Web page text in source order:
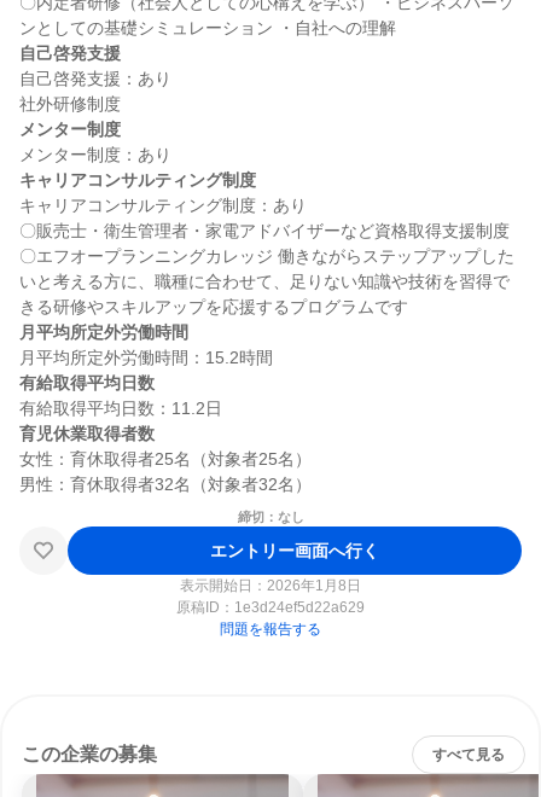
自己啓発支援
自己啓発支援：あり
メンター制度
キャリアコンサルティング制度
キャリアコンサルティング制度：あり
〇販売士・衛生管理者・家電アドバイザーなど資格取得支援制度
〇エフオープランニングカレッジ 働きながらステップアップした
いと考える方に、職種に合わせて、足りない知識や技術を習得で
月平均所定外労働時間
有給取得平均日数
育児休業取得者数
女性：育休取得者25名（対象者25名）
締切：なし
エントリー画面へ行く
表示開始日：2026年1月8日
原稿ID： 1e3d24ef5d22a629
問題を報告する
この企業の募集 すべて見る